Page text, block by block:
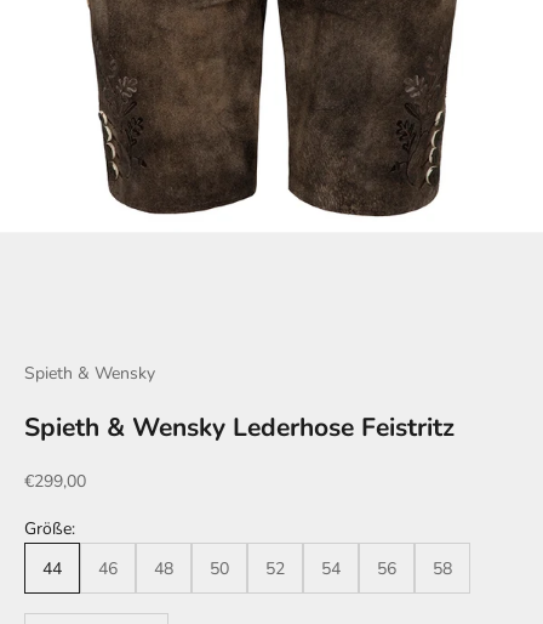
Spieth & Wensky
Spieth & Wensky Lederhose Feistritz
Angebot
€299,00
Größe:
44
46 48 50 52 54 56 58